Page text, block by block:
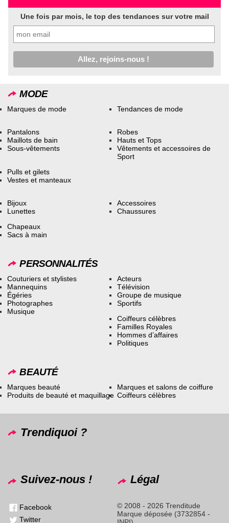
Une fois par mois, le top des tendances sur votre mail
MODE
Marques de mode Tendances de mode
Pantalons
Maillots de bain
Sous-vêtements
Robes
Hauts et Tops
Vêtements et accessoires de
Sport
Pulls et gilets
Vestes et manteaux
Bijoux
Lunettes
Accessoires
Chaussures
Chapeaux
Sacs à main
PERSONNALITÉS
Couturiers et stylistes
Mannequins
Égéries
Photographes
Musique
Acteurs
Télévision
Groupe de musique
Sportifs
Coiffeurs célèbres
Familles Royales
Hommes d’affaires
Politiques
BEAUTÉ
Marques beauté
Produits de beauté et maquillage
Marques et salons de coiffure
Coiffeurs célèbres
Trendiquoi ?
Suivez-nous !
Facebook
Twitter
Légal
© 2008 - 2026 Trenditude
Marque déposée (3732854 -